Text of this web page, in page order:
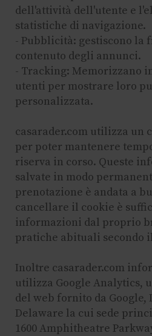
dell'attività dell'utente e
statistiche di navigazione.
- Pubblicità: gestiscono la
contenuto degli annunci.
- Tracking: Memorizzano
utenti per mostrare loro
personalizzata.
casarader.com utilizza un
per poter mantenere
riserva in corso. Queste
salvate in modo
prenotazione è andata a
cancellare il cookie è
informazioni dal proprio
pratiche abituali secondo
Inoltre casarader.com
utilizza Google Analytics,
del web fornito da Google,
Delaware la cui sede
1600 Amphitheatre